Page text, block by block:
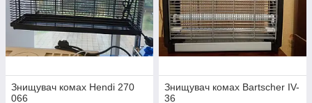
Знищувач комах Hendi 270
066
Знищувач комах Bartscher IV-
36